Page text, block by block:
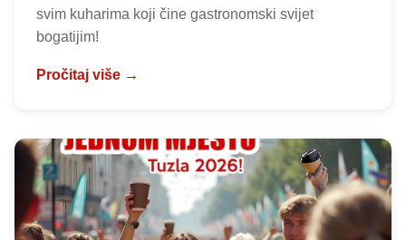
svim kuharima koji čine gastronomski svijet
bogatijim!
Pročitaj više →